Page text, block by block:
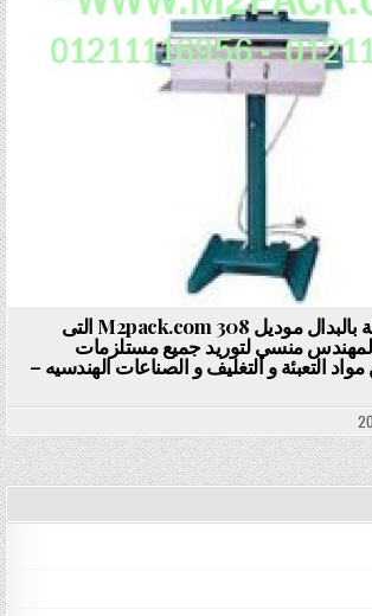
ماكينة اللحام العاملة بالبدال موديل M2pack.com 308 التى
منسي لتوريد جميع مستلزمات
التعبئة و التغليف و الصناعات الهندسيه –